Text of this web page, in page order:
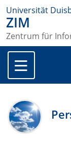
Universität
ZIM
Zentrum für